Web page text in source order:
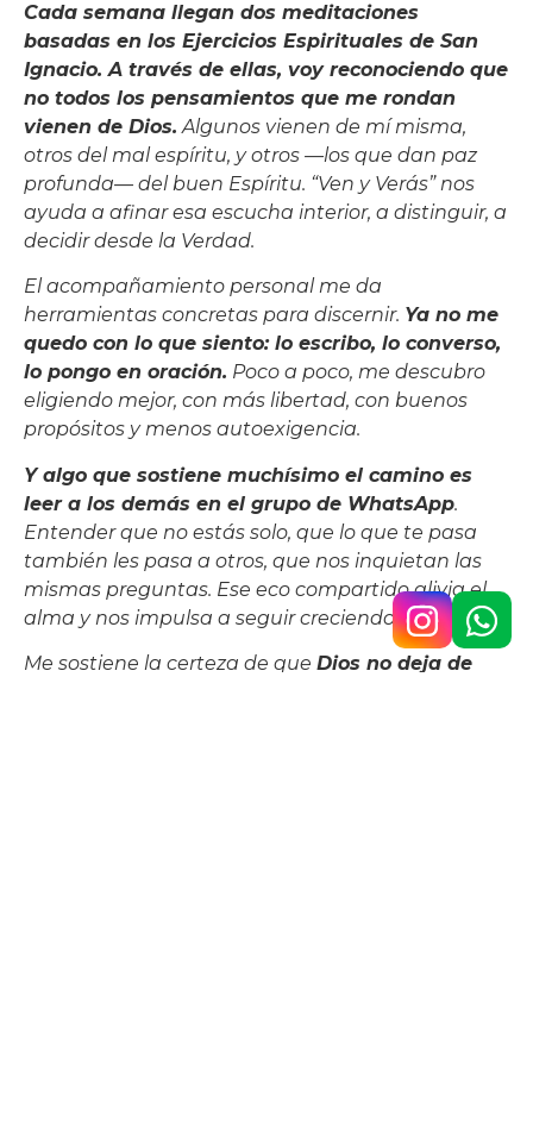
Cada semana llegan dos meditaciones
basadas en los Ejercicios Espirituales de San
Ignacio. A través de ellas, voy reconociendo que
no todos los pensamientos que me rondan
vienen de Dios. Algunos vienen de mí misma,
otros del mal espíritu, y otros —los que dan paz
profunda— del buen Espíritu. “Ven y Verás” nos
ayuda a afinar esa escucha interior, a distinguir, a
decidir desde la Verdad.
El acompañamiento personal me da
herramientas concretas para discernir. Ya no me
quedo con lo que siento: lo escribo, lo converso,
lo pongo en oración. Poco a poco, me descubro
eligiendo mejor, con más libertad, con buenos
propósitos y menos autoexigencia.
Y algo que sostiene muchísimo el camino es
leer a los demás en el grupo de WhatsApp.
Entender que no estás solo, que lo que te pasa
también les pasa a otros, que nos inquietan las
mismas preguntas. Ese eco compartido alivia el
alma y nos impulsa a seguir creciendo.
Me sostiene la certeza de que Dios no deja de